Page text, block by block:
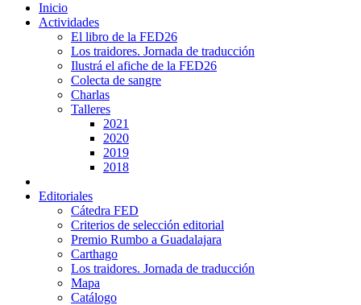
Inicio
Actividades
El libro de la FED26
Los traidores. Jornada de traducción
Ilustrá el afiche de la FED26
Colecta de sangre
Charlas
Talleres
2021
2020
2019
2018
Editoriales
Cátedra FED
Criterios de selección editorial
Premio Rumbo a Guadalajara
Carthago
Los traidores. Jornada de traducción
Mapa
Catálogo